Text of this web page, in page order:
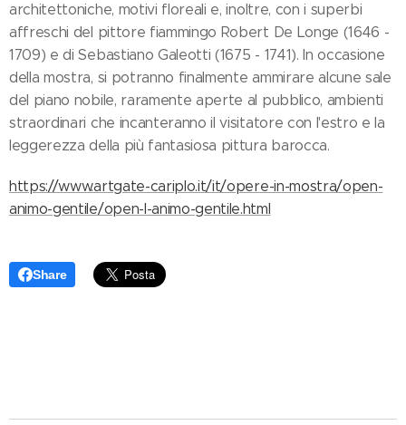
architettoniche, motivi floreali e, inoltre, con i superbi
affreschi del pittore fiammingo Robert De Longe (1646 -
1709) e di Sebastiano Galeotti (1675 - 1741). In occasione
della mostra, si potranno finalmente ammirare alcune sale
del piano nobile, raramente aperte al pubblico, ambienti
straordinari che incanteranno il visitatore con l'estro e la
leggerezza della più fantasiosa pittura barocca.
https://www.artgate-cariplo.it/it/opere-in-mostra/open-
animo-gentile/open-l-animo-gentile.html
Share